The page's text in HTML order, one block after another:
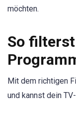
möchten.
So
Mit dem richtigen
und kannst dein